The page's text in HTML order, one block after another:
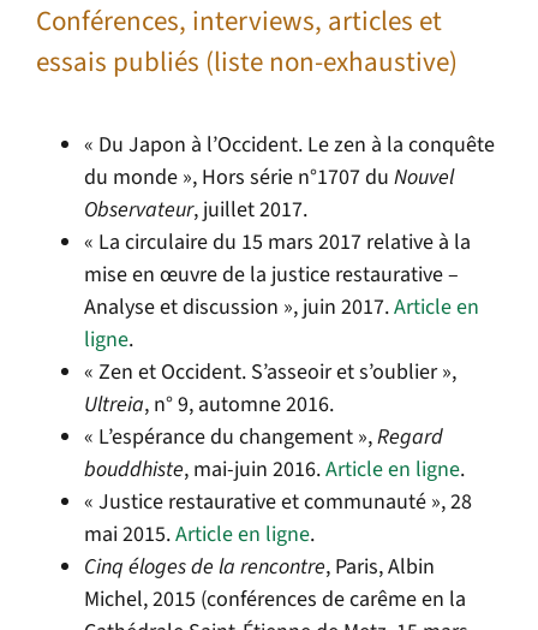
Conférences, interviews, articles et
essais publiés (liste non-exhaustive)
« Du Japon à l’Occident. Le zen à la conquête
du monde », Hors série n°1707 du Nouvel
Observateur, juillet 2017.
« La circulaire du 15 mars 2017 relative à la
mise en œuvre de la justice restaurative –
Analyse et discussion », juin 2017.Article en
ligne.
« Zen et Occident. S’asseoir et s’oublier »,
Ultreia, n° 9, automne 2016.
« L’espérance du changement »,Regard
bouddhiste, mai-juin 2016.Article en ligne.
« Justice restaurative et communauté », 28
mai 2015.Article en ligne.
Cinq éloges de la rencontre, Paris, Albin
Michel, 2015 (conférences de carême en la